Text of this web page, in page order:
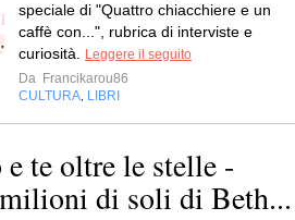
speciale di "Quattro chiacchiere e un
caffè con...", rubrica di interviste e
curiosità.
Leggere il seguito
Da Francikarou86
CULTURA LIBRI
te oltre le stelle -
di soli di Beth...